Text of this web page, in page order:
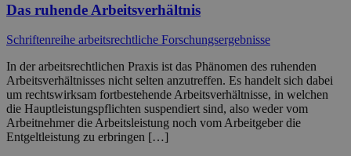
Das ruhende Arbeitsverhältnis
Schriftenreihe arbeitsrechtliche Forschungsergebnisse
In der arbeitsrechtlichen Praxis ist das Phänomen des ruhenden
Arbeitsverhältnisses nicht selten anzutreffen. Es handelt sich dabei
um rechtswirksam fortbestehende Arbeitsverhältnisse, in welchen
die Hauptleistungspflichten suspendiert sind, also weder vom
Arbeitnehmer die Arbeitsleistung noch vom Arbeitgeber die
Entgeltleistung zu erbringen […]